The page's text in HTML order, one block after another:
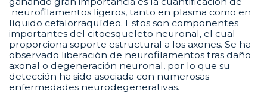
neurofilamentos ligeros, tanto en plasma como en
líquido cefalorraquídeo. Estos son componentes
importantes del citoesqueleto neuronal, el cual
proporciona soporte estructural a los axones. Se ha
observado liberación de neurofilamentos tras daño
axonal o degeneración neuronal, por lo que su
detección ha sido asociada con numerosas
enfermedades neurodegenerativas.